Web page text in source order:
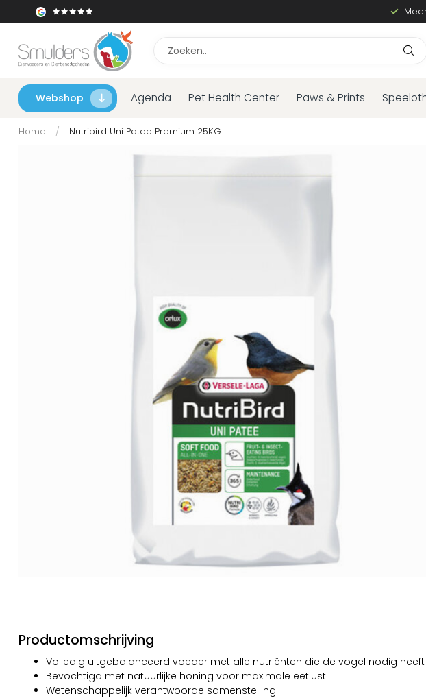
Webshop Agenda Pet Health Center Paws & Prints
Home / Nutribird Uni Patee Premium 25KG
Productomschrijving
Volledig uitgebalanceerd voeder met alle nutriënten die de vogel nodig heeft
Bevochtigd met natuurlijke honing voor maximale eetlust
Wetenschappelijk verantwoorde samenstelling